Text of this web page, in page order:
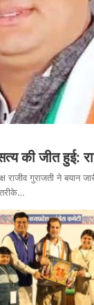
की जीत हुई:
राजीव गुराजती ने बयान